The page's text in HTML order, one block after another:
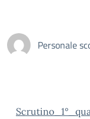
Personale